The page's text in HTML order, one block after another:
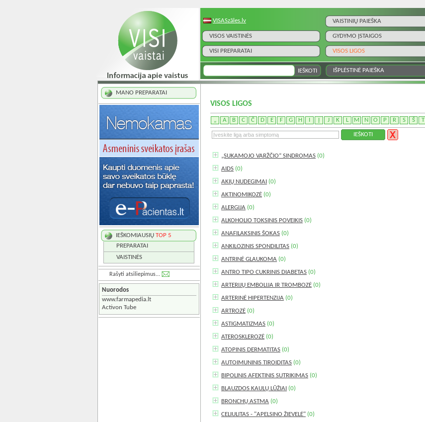
VISASzāles.lv VAISTINIŲ PAIEŠKA
VISOS VAISTINĖS GYDYMO ĮSTAIGOS
VISI PREPARATAI VISOS LIGOS
IŠPLĖSTINĖ PAIEŠKA
MANO PREPARATAI
IEŠKOMIAUSIŲ TOP 5
PREPARATAI
VAISTINĖS
Rašyti atsiliepimus...
Nuorodos
www.farmapedia.lt
Activon Tube
VISOS LIGOS
„ A B C Č D E F G H J K L M N O P R S Š T
„SUKAMOJO VARŽČIO“ SINDROMAS (0)
AIDS (0)
AKIŲ NUDEGIMAI (0)
AKTINOMIKOZĖ (0)
ALERGIJA (0)
ALKOHOLIO TOKSINIS POVEIKIS (0)
ANAFILAKSINIS ŠOKAS (0)
ANKILOZINIS SPONDILITAS (0)
ANTRINĖ GLAUKOMA (0)
ANTRO TIPO CUKRINIS DIABETAS (0)
ARTERIJŲ EMBOLIJA IR TROMBOZĖ (0)
ARTERINĖ HIPERTENZIJA (0)
ARTROZĖ (0)
ASTIGMATIZMAS (0)
ATEROSKLEROZĖ (0)
ATOPINIS DERMATITAS (0)
AUTOIMUNINIS TIROIDITAS (0)
BIPOLINIS AFEKTINIS SUTRIKIMAS (0)
BLAUZDOS KAULŲ LŪŽIAI (0)
BRONCHŲ ASTMA (0)
CELIULITAS - "APELSINO ŽIEVELĖ" (0)